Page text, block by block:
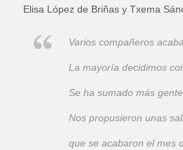
Elisa López de Briñas y Txema
Varios compañeros
La mayoría decidimos
Se ha sumado más
Nos propusieron unas
que se acabaron el mes